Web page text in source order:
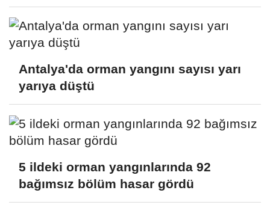
Antalya'da orman yangını sayısı yarı
yarıya düştü
5 ildeki orman yangınlarında 92
bağımsız bölüm hasar gördü